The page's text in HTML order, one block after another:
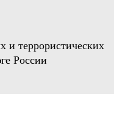
и террористических
России